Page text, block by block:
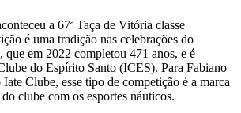
a 67ª Taça de Vitória classe
é uma tradição nas celebrações do
em 2022 completou 471 anos, e é
do Espírito Santo (ICES). Para Fabiano
Clube, esse tipo de competição é a marca
clube com os esportes náuticos.